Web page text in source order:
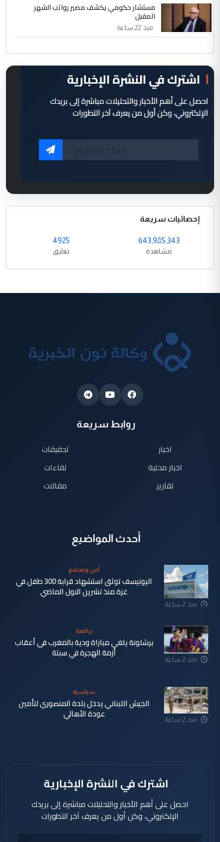
مستشار حكومي يكشف مصير رواتب الشهر
المقبل
منذ 22 ساعة
إحصائيات سريعة
643,985,343
مشاهدة
4925
تعليق
روابط سريعة
اخبار
اخبار محلية
تقارير
تحقيقات
لقاءات
مقالات
أحدث المواضيع
منذ 2 ساعة
أمن ومجتمع
اليونيسف توثق استشهاد قرابة 300 طفل في
غزة منذ تشرين الاول الماضي
منذ 2 ساعة
رياضية
برشلونة يلغي مباراة ودية بالمغرب في أعقاب
أزمة الهجرة في سبتة
منذ 2 ساعة
سياسية
الجيش اللبناني يدخل بلدة المنصوري لتأمين
عودة الأهالي
اشترك في النشرة الإخبارية
احصل على أهم الأخبار والتحليلات مباشرة إلى بريدك
الإلكتروني، وكن أول من يعرف آخر التطورات